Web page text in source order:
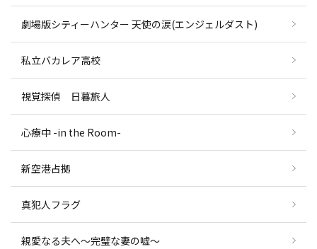
劇場版シティーハンター 天使の涙(エンジェルダスト)
私立バカレア高校
視覚探偵 日暮旅人
心療中 -in the Room-
新空港占拠
真犯人フラグ
親愛なる夫へ～完璧な妻の嘘～